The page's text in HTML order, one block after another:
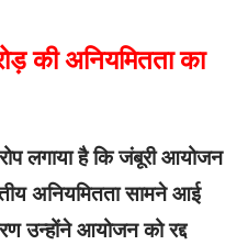
की अनियमितता का
लगाया है कि जंबूरी आयोजन
अनियमितता सामने आई
उन्होंने आयोजन को रद्द